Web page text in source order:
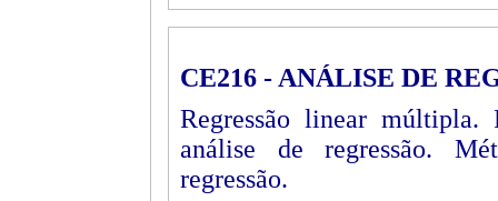
CE216 - ANÁLISE DE
Regressão linear múltipla.
análise de regressão.
regressão.